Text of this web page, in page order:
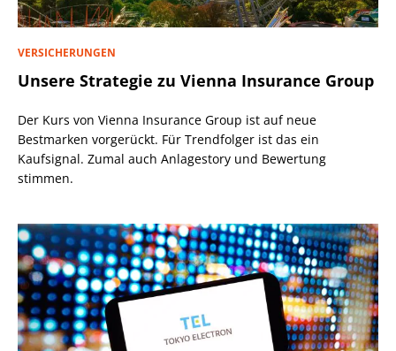
VERSICHERUNGEN
Unsere Strategie zu Vienna Insurance Group
Der Kurs von Vienna Insurance Group ist auf neue
Bestmarken vorgerückt. Für Trendfolger ist das ein
Kaufsignal. Zumal auch Anlagestory und Bewertung
stimmen.